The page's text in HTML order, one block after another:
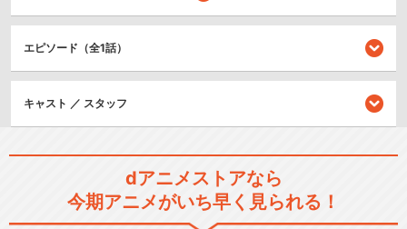
点を特定。術者を霊子化させて過去へと送り込み人理修復を図る禁断の
儀式、レイシフトを行うことを決断する。だが、レイシフト決行のその
瞬間、カルデアの中央監視室は何者かによって爆破され、その目論見は
阻まれてしまう。そんな中、難を逃れたカルデア医療部門トップのロマ
れながらも英霊と融合し一命をとりとめたカルデアスタッフのマシュ・
キリエライト―ここから3人の物語は動き始める。ロマニの指揮のもと
始まり七つの特異点の修復を果たしていく藤丸立香とマシュたち。そし
て七つの特異点の修復により「終局特異点・冠位時間神殿ソロモン」へ
の道が開かれ、魔術王との最終決戦に挑む。限られた生をもって死と断
絶に立ち向かうもの。終わりを知りながら、別れと出会いを繰り返すも
の。・・・輝かしい、星の瞬きのような刹那の旅路。これを、愛と希望
エピソード（全1話）
キャスト ／ スタッフ
dアニメストアなら
今期アニメがいち早く見られる！